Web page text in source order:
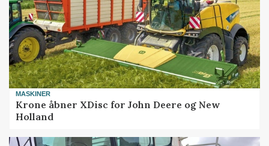
MASKINER
Krone åbner XDisc for John Deere og New
Holland